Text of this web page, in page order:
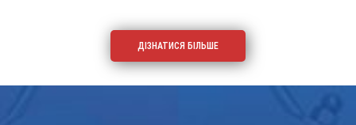
ДІЗНАТИСЯ БІЛЬШЕ